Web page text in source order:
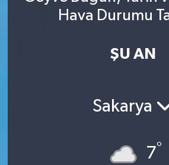
Hava Durumu
ŞU AN
Sakarya
7°
Süper Lig Puan Durumu ve